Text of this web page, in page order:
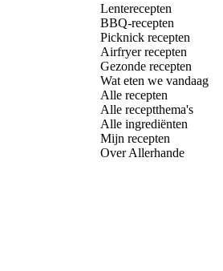
Lenterecepten
BBQ-recepten
Picknick recepten
Airfryer recepten
Gezonde recepten
Wat eten we vandaag
Alle recepten
Alle receptthema's
Alle ingrediënten
Mijn recepten
Over Allerhande